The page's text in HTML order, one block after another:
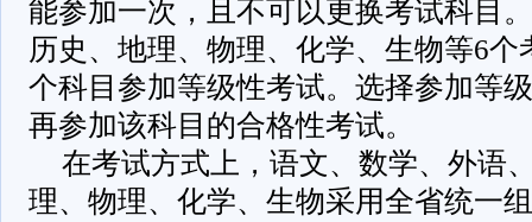
能参加一次，且不可以更换考试科目
历史、地理、物理、化学、生物等6个
个科目参加等级性考试。选择参加等
再参加该科目的合格性考试。
在考试方式上，语文、数学、外语
理、物理、化学、生物采用全省统一